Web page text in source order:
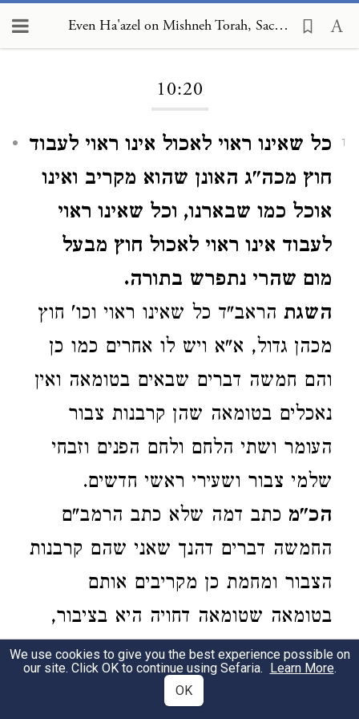
Even Ha'azel on Mishneh Torah, Sacrificial Procedure 10:20
10:20
1
כל שאינו ראוי לאכול אינו ראוי לעבוד
חוץ מכה"ג האונן שהוא מקריב ואינו
אוכל כמו שבארנו, וכל שאינו ראוי
לעבוד אינו ראוי לאכול חוץ מבעל
מום שהרי נתפרש בתורה.
השגת הראב"ד כל שאינו ראוי וכו' חוץ
מכהן גדול, א"א ויש לו אחרים כמו כן
והם חמשה דברים שבאים בטומאה ואין
נאכלים בטומאה שהן קרבנות צבור
העומר ושתי הלחם ולחם הפנים וזבחי
שלמי צבור ושעירי ראשי חדשים.
הכ"מ כתב דמה שלא כתב הרמב"ם
החמשה דברים דהנך שאני שהם קרבנות
הצבור ומחמת כן מקריבים אותם
בטומאה שטומאה דחויה היא בציבור,
וצריך לבאר תירוצו והלח"מ כתב דשם
אינו אוכל משום שאין הקרבן ראוי
We use cookies to give you the best experience possible on
our site. Click OK to continue using Sefaria. Learn More.
OK